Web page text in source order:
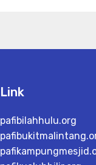
Link
pafibilahhulu.org